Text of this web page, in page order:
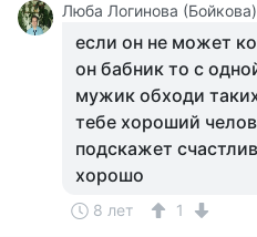
Люба Логинова (Бойкова)
если он не может
он бабник то с
мужик обходи
тебе хороший
подскажет
хорошо
8 лет 1